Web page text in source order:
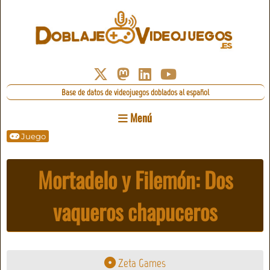
Base de datos de videojuegos doblados al español
Menú
Juego
Mortadelo y Filemón: Dos
vaqueros chapuceros
Zeta Games